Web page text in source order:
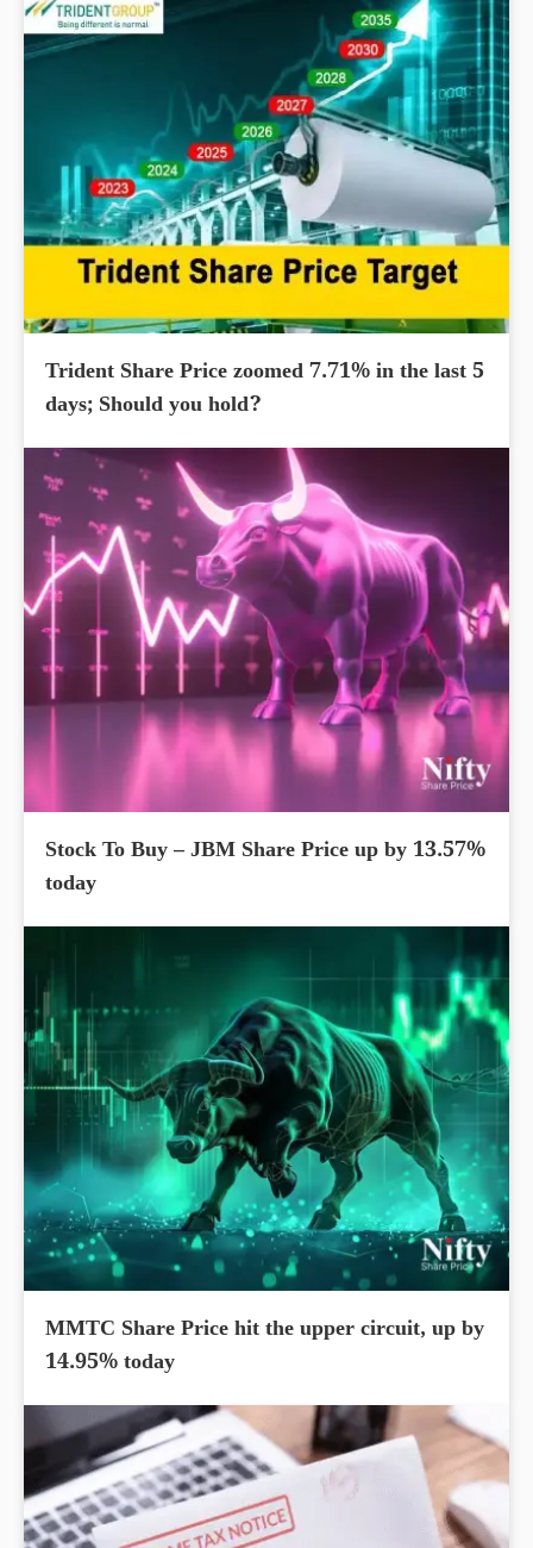
Trident Share Price zoomed 7.71% in the last 5
days; Should you hold?
Stock To Buy – JBM Share Price up by 13.57%
today
MMTC Share Price hit the upper circuit, up by
14.95% today